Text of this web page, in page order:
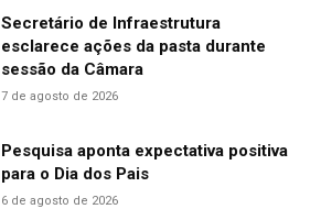
Secretário de Infraestrutura
esclarece ações da pasta durante
sessão da Câmara
7 de agosto de 2026
Pesquisa aponta expectativa positiva
para o Dia dos Pais
6 de agosto de 2026